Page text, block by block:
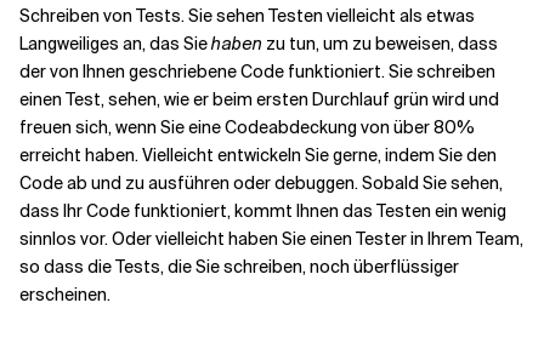
Verwandte Themen
Schreiben von Tests. Sie sehen Testen vielleicht als etwas
Langweiliges an, das Siehaben zu tun, um zu beweisen, dass
der von Ihnen geschriebene Code funktioniert. Sie schreiben
einen Test, sehen, wie er beim ersten Durchlauf grün wird und
freuen sich, wenn Sie eine Codeabdeckung von über 80%
erreicht haben. Vielleicht entwickeln Sie gerne, indem Sie den
Code ab und zu ausführen oder debuggen. Sobald Sie sehen,
dass Ihr Code funktioniert, kommt Ihnen das Testen ein wenig
sinnlos vor. Oder vielleicht haben Sie einen Tester in Ihrem Team,
so dass die Tests, die Sie schreiben, noch überflüssiger
erscheinen.